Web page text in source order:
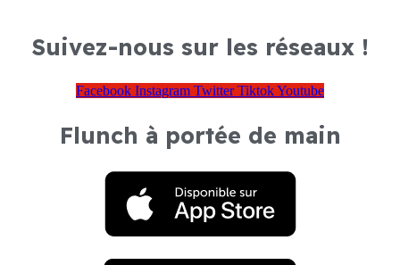
Suivez-nous sur les réseaux !
Facebook Instagram Twitter TiktokYoutube
Flunch à portée de main